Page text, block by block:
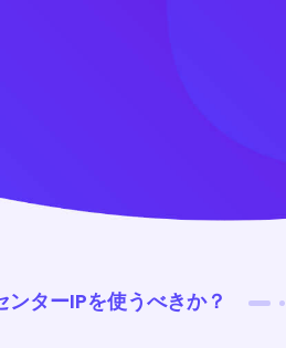
ターIPを使うべきか？